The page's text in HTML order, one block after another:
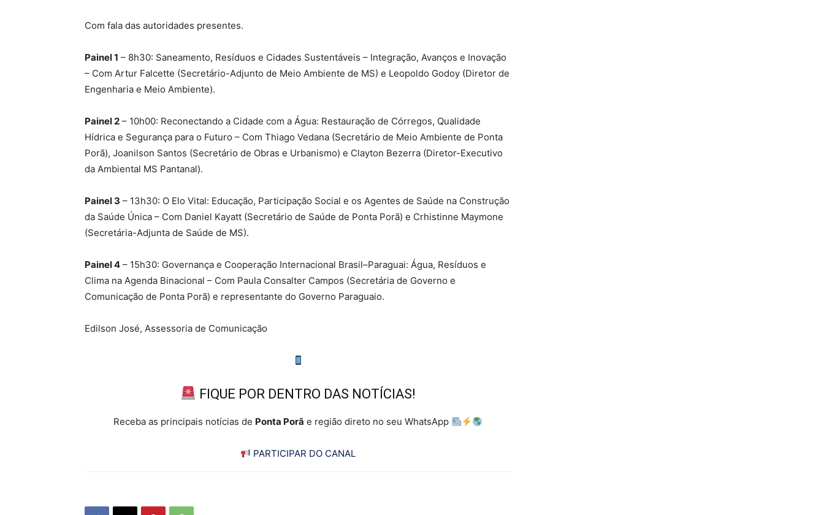
Com fala das autoridades presentes.
Painel 1 – 8h30: Saneamento, Resíduos e Cidades Sustentáveis – Integração, Avanços e Inovação
– Com Artur Falcette (Secretário-Adjunto de Meio Ambiente de MS) e Leopoldo Godoy (Diretor de
Engenharia e Meio Ambiente).
Painel 2 – 10h00: Reconectando a Cidade com a Água: Restauração de Córregos, Qualidade
Hídrica e Segurança para o Futuro – Com Thiago Vedana (Secretário de Meio Ambiente de Ponta
Porã), Joanilson Santos (Secretário de Obras e Urbanismo) e Clayton Bezerra (Diretor-Executivo
da Ambiental MS Pantanal).
Painel 3 – 13h30: O Elo Vital: Educação, Participação Social e os Agentes de Saúde na Construção
da Saúde Única – Com Daniel Kayatt (Secretário de Saúde de Ponta Porã) e Crhistinne Maymone
(Secretária-Adjunta de Saúde de MS).
Painel 4 – 15h30: Governança e Cooperação Internacional Brasil–Paraguai: Água, Resíduos e
Clima na Agenda Binacional – Com Paula Consalter Campos (Secretária de Governo e
Comunicação de Ponta Porã) e representante do Governo Paraguaio.
Edilson José, Assessoria de Comunicação
FIQUE POR DENTRO DAS NOTÍCIAS!
Receba as principais notícias de Ponta Porã e região direto no seu WhatsApp
PARTICIPAR DO CANAL